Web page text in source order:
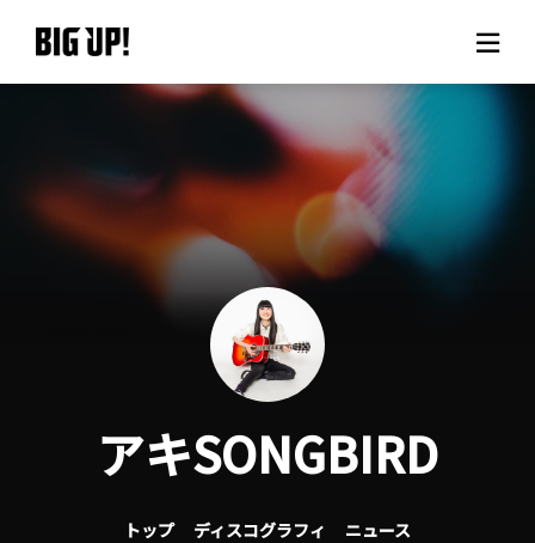
BIG UP!について
ニュース
料金プラン
サポート
ご利用の流れ
よくある質問
アキSONGBIRD
トップ ディスコグラフィ ニュース